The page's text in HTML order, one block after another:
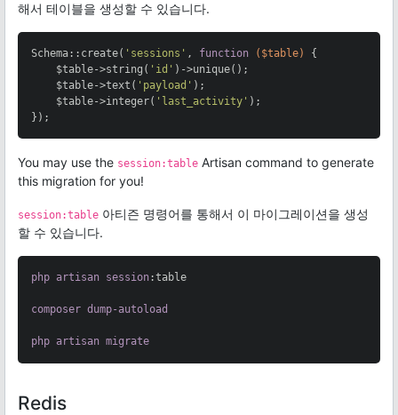
해서 테이블을 생성할 수 있습니다.
Schema::create( 'sessions' , function ($table)
{
    $table->string(
'id' )->unique();
    $table->text(
'payload' );
    $table->integer(
'last_activity' );
});
You may use the session:table Artisan command to generate
this migration for you!
session:table 아티즌 명령어를 통해서 이 마이그레이션을 생성
할 수 있습니다.
php artisan session :table
composer dump-autoload
php artisan migrate
Redis